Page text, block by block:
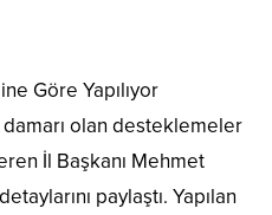
Göre Yapılıyor
damarı olan desteklemeler
İl Başkanı Mehmet
paylaştı. Yapılan